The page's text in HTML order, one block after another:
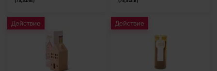
Действие Действие